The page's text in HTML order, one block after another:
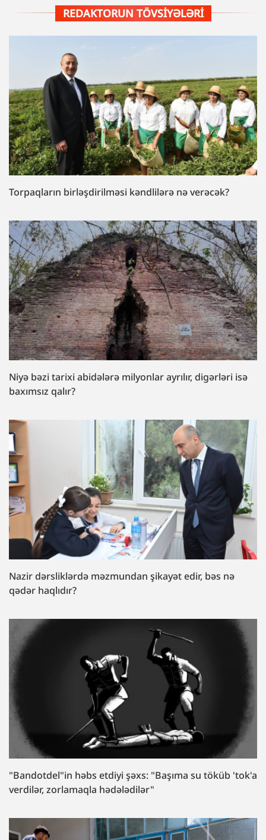
REDAKTORUN TÖVSIYƏLƏRI
Torpaqların birləşdirilməsi kəndlilərə nə verəcək?
Niyə bəzi tarixi abidələrə milyonlar ayrılır, digərləri isə
baxımsız qalır?
Nazir dərsliklərdə məzmundan şikayət edir, bəs nə
qədər haqlıdır?
"Bandotdel"in həbs etdiyi şəxs: "Başıma su töküb 'tok'a
verdilər, zorlamaqla hədələdilər"